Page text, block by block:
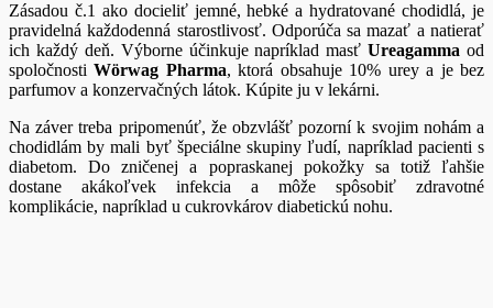
Zásadou č.1 ako docieliť jemné, hebké a hydratované chodidlá, je
pravidelná každodenná starostlivosť. Odporúča sa mazať a natierať
ich každý deň. Výborne účinkuje napríklad masťUreagamma od
spoločnostiWörwag Pharma, ktorá obsahuje 10% urey a je bez
parfumov a konzervačných látok. Kúpite ju v lekárni.
Na záver treba pripomenúť, že obzvlášť pozorní k svojim nohám a
chodidlám by mali byť špeciálne skupiny ľudí, napríklad pacienti s
diabetom. Do zničenej a popraskanej pokožky sa totiž ľahšie
dostane akákoľvek infekcia a môže spôsobiť zdravotné
komplikácie, napríklad u cukrovkárov diabetickú nohu.